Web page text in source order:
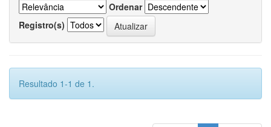
Ordenar
Registro(s)
Resultado 1-1 de 1.